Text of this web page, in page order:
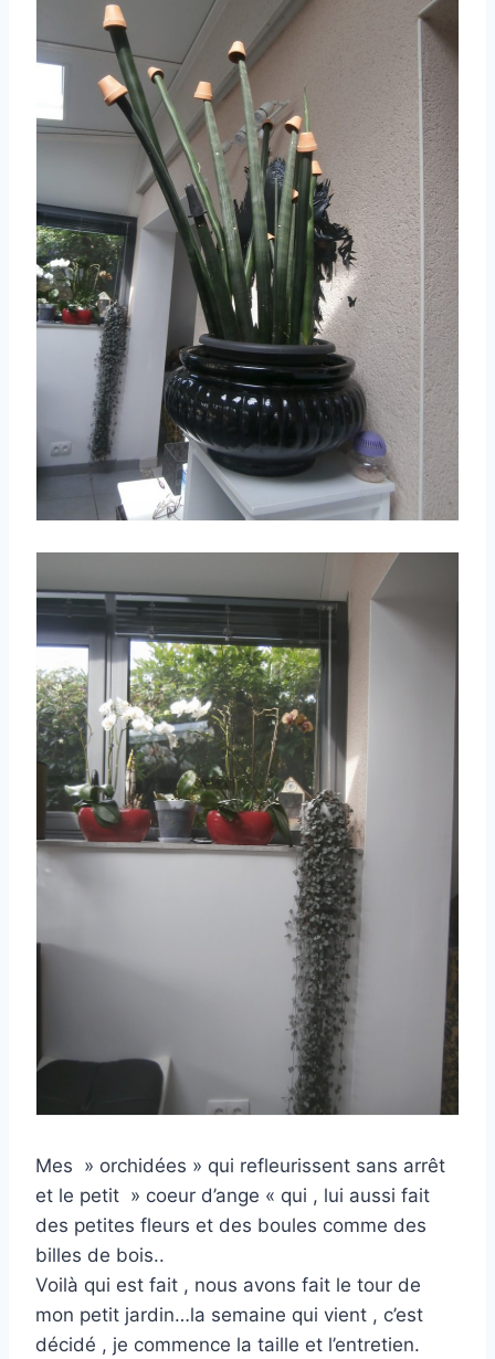
Mes » orchidées » qui refleurissent sans arrêt
et le petit » coeur d’ange « qui , lui aussi fait
des petites fleurs et des boules comme des
billes de bois..
Voilà qui est fait , nous avons fait le tour de
mon petit jardin…la semaine qui vient , c’est
décidé , je commence la taille et l’entretien.